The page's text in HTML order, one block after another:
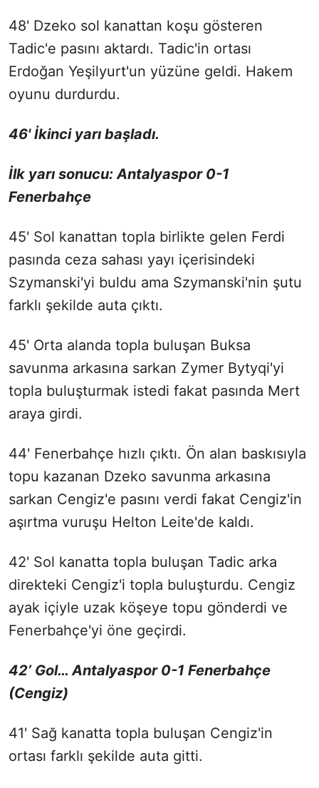
48' Dzeko sol kanattan koşu gösteren
Tadic'e pasını aktardı. Tadic'in ortası
Erdoğan Yeşilyurt'un yüzüne geldi. Hakem
oyunu durdurdu.
46' İkinci yarı başladı.
İlk yarı sonucu: Antalyaspor 0-1
Fenerbahçe
45' Sol kanattan topla birlikte gelen Ferdi
pasında ceza sahası yayı içerisindeki
Szymanski'yi buldu ama Szymanski'nin şutu
farklı şekilde auta çıktı.
45' Orta alanda topla buluşan Buksa
savunma arkasına sarkan Zymer Bytyqi'yi
topla buluşturmak istedi fakat pasında Mert
araya girdi.
44' Fenerbahçe hızlı çıktı. Ön alan baskısıyla
topu kazanan Dzeko savunma arkasına
sarkan Cengiz'e pasını verdi fakat Cengiz'in
aşırtma vuruşu Helton Leite'de kaldı.
42' Sol kanatta topla buluşan Tadic arka
direkteki Cengiz'i topla buluşturdu. Cengiz
ayak içiyle uzak köşeye topu gönderdi ve
Fenerbahçe'yi öne geçirdi.
42’ Gol… Antalyaspor 0-1 Fenerbahçe
(Cengiz)
41' Sağ kanatta topla buluşan Cengiz'in
ortası farklı şekilde auta gitti.